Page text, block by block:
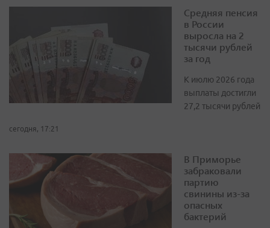
Средняя пенсия
в России
выросла на 2
тысячи рублей
за год
К июлю 2026 года
выплаты достигли
27,2 тысячи рублей
сегодня, 17:21
В Приморье
забраковали
партию
свинины из-за
опасных
бактерий